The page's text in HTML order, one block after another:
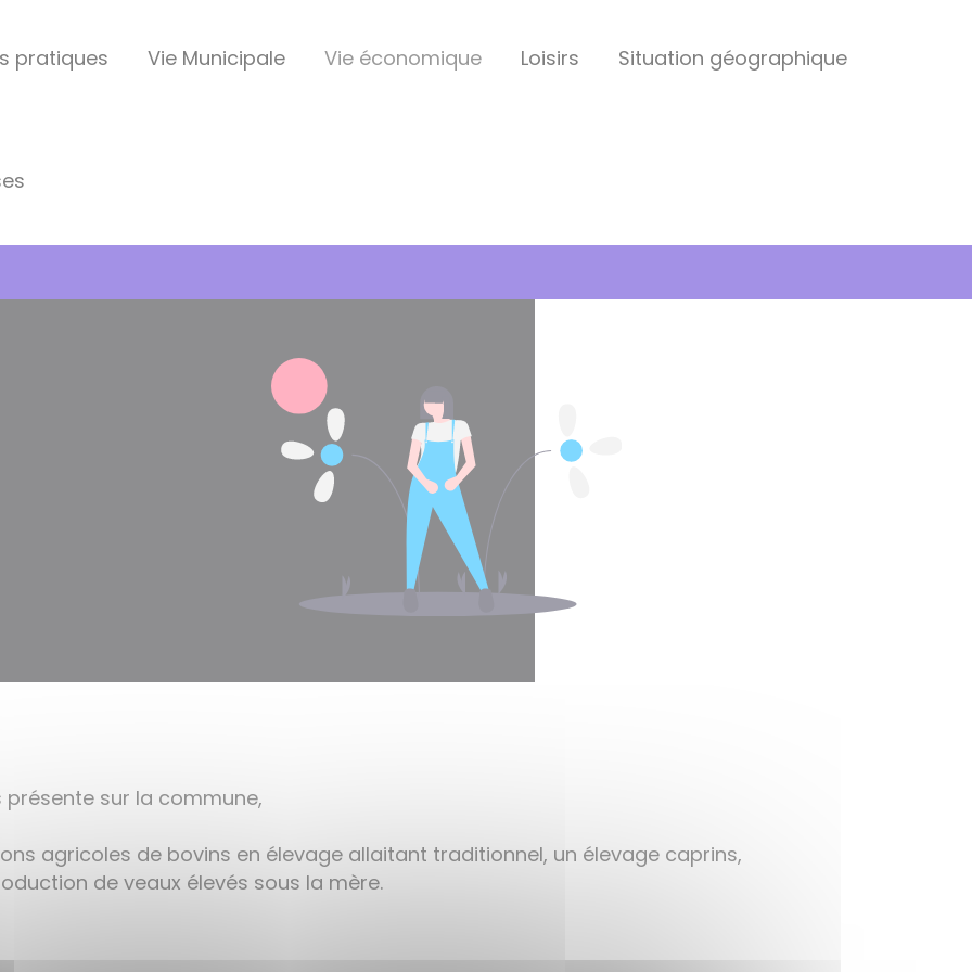
pratiques Vie Municipale Vie économique Loisirs Situation géographique
sur la commune,
agricoles de bovins en élevage allaitant traditionnel, un élevage caprins,
de veaux élevés sous la mère.